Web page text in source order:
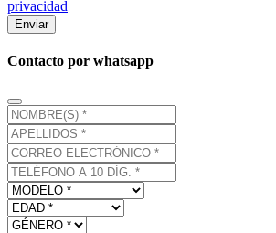
privacidad
Enviar
Contacto por whatsapp